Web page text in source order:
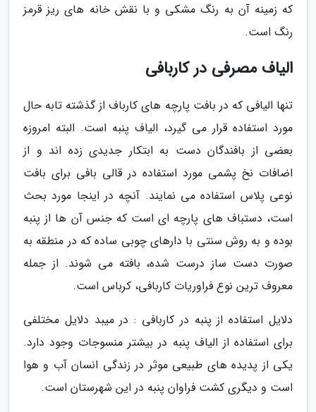
که زمینه آن به رنگ مشکی و با نقش خانه های ریز قرمز
رنگ است.
الیاف مصرفی در کاربافی
تنها الیافی که در بافت پارچه های کارباف از گذشته تابه حال
مورد استفاده قرار می گیرد، الیاف پنبه است. البته امروزه
بعضی از بافندگان دست به ابتکار جدیدی زده اند و از
اضافات نخ پشمی مورد استفاده در قالی بافی برای بافت
نوعی پلاس استفاده می نمایند. آنچه در اینجا مورد بحث
است، دستباف های پارچه ای است که جنس آن ها از پنبه
بوده و به روش سنتی با دارهای چوبی ساده که در منطقه به
صورت دست ساز درست شده، بافته می شوند. از جمله
معروف ترین نوع فراوریات کاربافی، کرباس است.
دلایل استفاده از پنبه در کاربافی : در میبد دلایل مختلفی
برای استفاده از الیاف پنبه در بیشتر منسوجات وجود دارد.
یکی از پدیده های طبیعی موثر در زندگی انسان آب و هوا
است و دیگری کشت فراوان پنبه در این شهرستان است.